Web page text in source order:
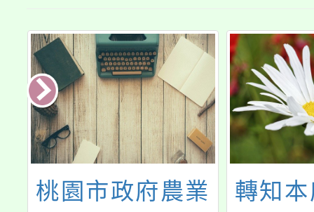
桃園市政府農業
轉知